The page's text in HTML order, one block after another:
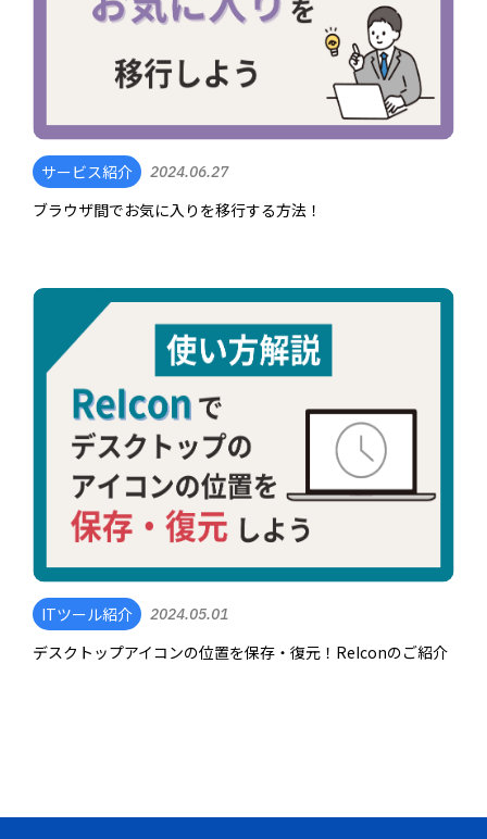
サービス紹介 2024.06.27
ブラウザ間でお気に入りを移行する方法！
ITツール紹介 2024.05.01
デスクトップアイコンの位置を保存・復元！ReIconのご紹介